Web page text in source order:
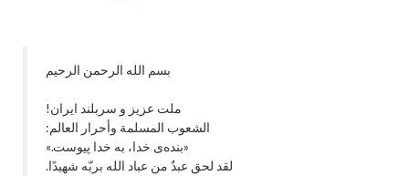
بسم الله الرحمن الرحیم
ملت عزیز و سربلند ایران!
الشعوب المسلمة وأحرار العالم:
«بنده‌ی خدا، به خدا پیوست.»
لقد لحق عبدٌ من عباد الله بربّه شهيدًا.